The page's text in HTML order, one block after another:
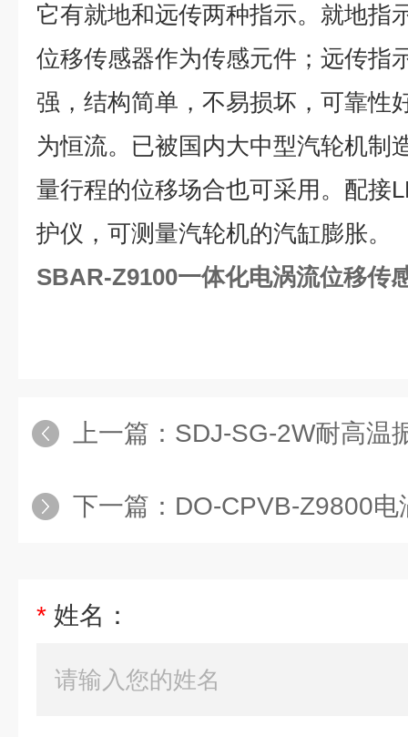
它有就地和远传两种指示。就地指
位移传感器作为传感元件；远传指
强，结构简单，不易损坏，可靠性
为恒流。已被国内大中型汽轮机制
量行程的位移场合也可采用。配接
护仪，可测量汽轮机的汽缸膨胀。
SBAR-Z9100一体化电涡流位移传
上一篇： SDJ-SG-2W耐高温
下一篇： DO-CPVB-Z9800
* 姓名：